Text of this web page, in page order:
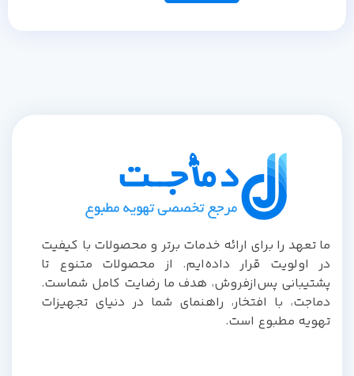
ما تعهد را برای ارائه خدمات برتر و محصولات با کیفیت
در اولویت قرار داده‌ایم. از محصولات متنوع تا
پشتیبانی پس‌از‌فروش، هدف ما رضایت کامل شماست.
دماجت، با افتخار، راهنمای شما در دنیای تجهیزات
تهویه مطبوع است.